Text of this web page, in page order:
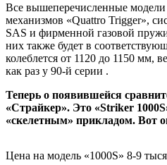
Все вышеперечисленные
механизмов «Quattro Trigger»,
SAS и фирменной газовой
них также будет в
колеблется от 1120 до 1150 мм,
как раз у 90-й серии .
Теперь о появившейся
«Страйкер». Это «Striker
«скелетным» прикладом. Вот
Цена на модель «1000S» 8-9